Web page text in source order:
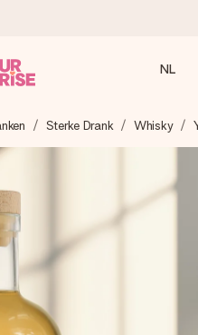
en zorgen dat het
jij kunt geven op precies
het meeste betekent.
reviews)
Klanten beoordelen
NL
Sterke Drank Whisky